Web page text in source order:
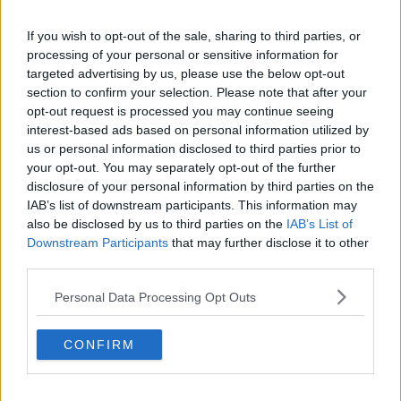
If you wish to opt-out of the sale, sharing to third parties, or
processing of your personal or sensitive information for
targeted advertising by us, please use the below opt-out
section to confirm your selection. Please note that after your
opt-out request is processed you may continue seeing
interest-based ads based on personal information utilized by
us or personal information disclosed to third parties prior to
your opt-out. You may separately opt-out of the further
disclosure of your personal information by third parties on the
IAB’s list of downstream participants. This information may
also be disclosed by us to third parties on the IAB’s List of
Downstream Participants that may further disclose it to other
Personal Data Processing Opt Outs
CONFIRM
​Il ripristino della natura secondo la legge e l’impegno dei
Cittadini
Il nesso tra cambiamenti climatici e salute umana
Tutti morimmo a stento (3)
Tutti morimmo a stento (2)
​Tutti morimmo a stento (1)
IL CORRIDOIO BLU il resoconto del convegno
Un manuale essenziale per seguire il CORRIDOIO BLU
Il corridoio blu
​Il cronoprogramma ottimale verso il full electric sui traghetti
​I costi dell’adeguamento al cold ironing
Alcune domande da esordiente agli esperti che decidono le
​La Scienza dei Cittadini e i Cittadini per l’Aria
Trump e le sue guerre contro i deboli e contro la terra
​Le furbate elettorali della Meloni e la testardaggine
dell’opposizione
​Date loro l’Oscar al posto del Nobel per la Pace